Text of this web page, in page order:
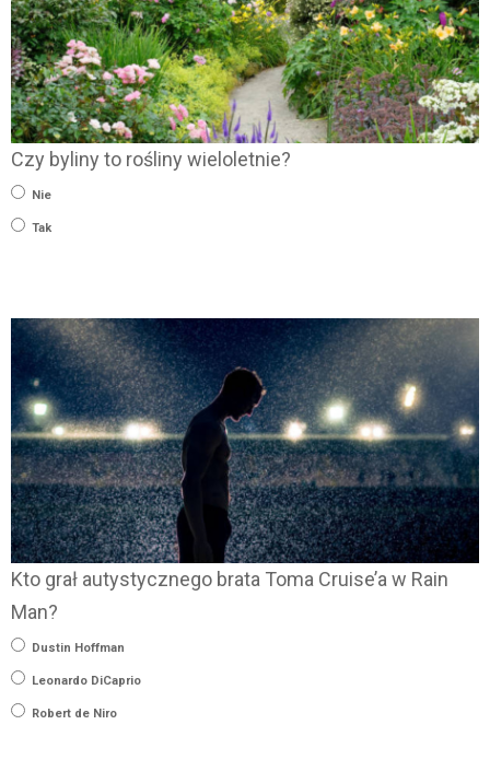
Czy byliny to rośliny wieloletnie?
Nie
Tak
Kto grał autystycznego brata Toma Cruise’a w Rain
Man?
Dustin Hoffman
Leonardo DiCaprio
Robert de Niro